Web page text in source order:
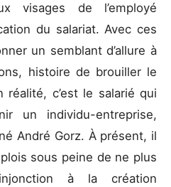
visages de l’employé
du salariat. Avec ces
un semblant d’allure à
histoire de brouiller le
réalité, c’est le salarié qui
un individu-entreprise,
André Gorz. À présent, il
sous peine de ne plus
à la création